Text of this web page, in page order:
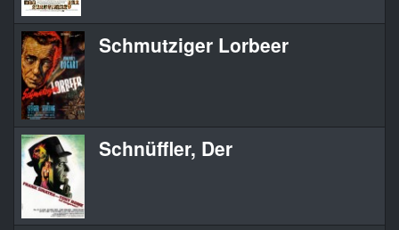
Schmutziger Lorbeer
Schnüffler, Der